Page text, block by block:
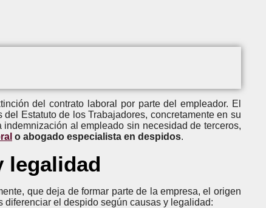
del contrato laboral por parte del empleador. El
Estatuto de los Trabajadores, concretamente en su
al empleado sin necesidad de terceros,
o abogado especialista en despidos.
legalidad
que deja de formar parte de la empresa, el origen
diferenciar el despido según causas y legalidad: